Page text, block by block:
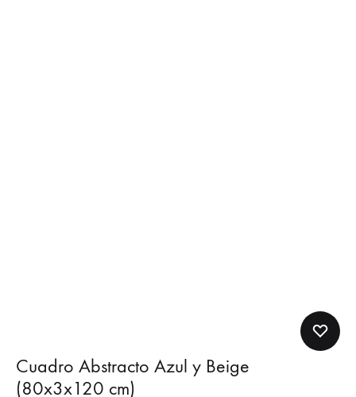
Cuadro Abstracto Azul y Beige
(80x3x120 cm)